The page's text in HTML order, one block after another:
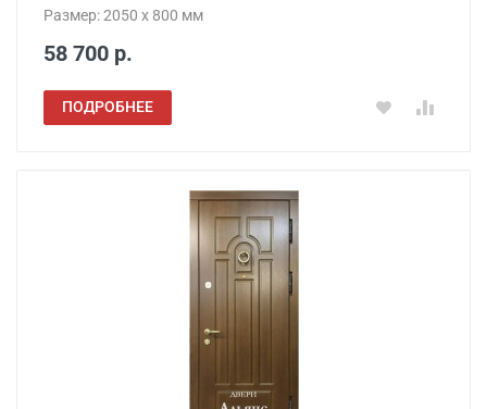
Размер: 2050 x 800 мм
58 700 р.
ПОДРОБНЕЕ